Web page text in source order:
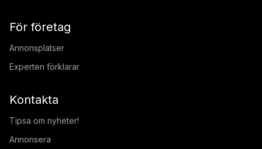
För företag
Annonsplatser
Experten förklarar
Kontakta
Tipsa om nyheter!
Annonsera